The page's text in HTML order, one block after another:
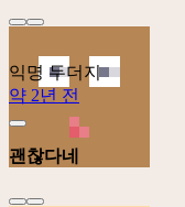
익명 두더지
약 2년 전
괜찮다네